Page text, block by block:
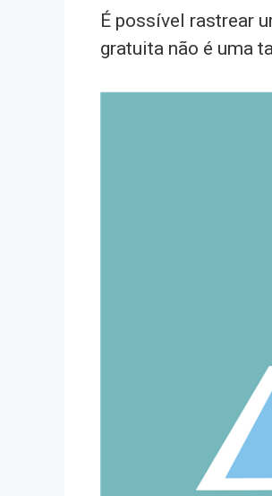
É possível rastrear
gratuita não é uma